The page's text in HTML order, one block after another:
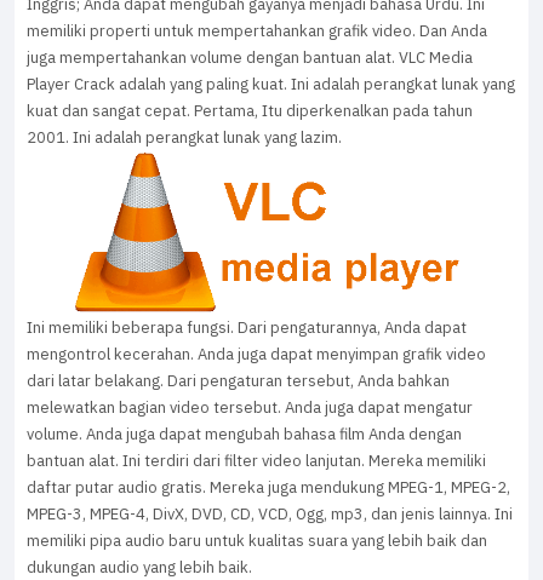
memiliki properti untuk mempertahankan grafik video. Dan Anda
juga mempertahankan volume dengan bantuan alat. VLC Media
Player Crack adalah yang paling kuat. Ini adalah perangkat lunak yang
kuat dan sangat cepat. Pertama, Itu diperkenalkan pada tahun
2001. Ini adalah perangkat lunak yang lazim.
Ini memiliki beberapa fungsi. Dari pengaturannya, Anda dapat
mengontrol kecerahan. Anda juga dapat menyimpan grafik video
dari latar belakang. Dari pengaturan tersebut, Anda bahkan
melewatkan bagian video tersebut. Anda juga dapat mengatur
volume. Anda juga dapat mengubah bahasa film Anda dengan
bantuan alat. Ini terdiri dari filter video lanjutan. Mereka memiliki
daftar putar audio gratis. Mereka juga mendukung MPEG-1, MPEG-2,
MPEG-3, MPEG-4, DivX, DVD, CD, VCD, Ogg, mp3, dan jenis lainnya. Ini
memiliki pipa audio baru untuk kualitas suara yang lebih baik dan
dukungan audio yang lebih baik.